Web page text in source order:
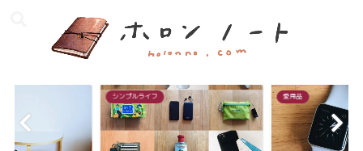
シンプルライフ 愛用品